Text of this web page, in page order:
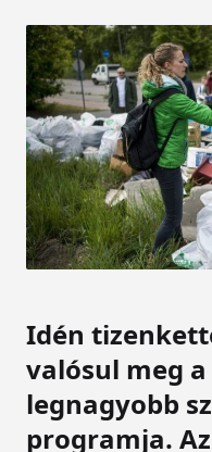
Idén
valósul meg a
legnagyobb
programja.